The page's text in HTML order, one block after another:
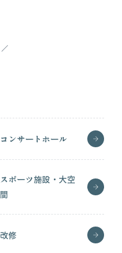
コンサートホール
スポーツ施設・大空
間
改修